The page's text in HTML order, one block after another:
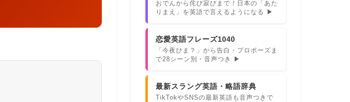
おでんから侘び寂びまで！日本の「あた
りまえ」を英語で言えるようになる ▶
恋愛英語フレーズ1040
「今夜ひま？」から告白・プロポーズま
で28シーン別・音声つき ▶
最新スラング英語・略語辞典
TikTokやSNSの最新英語も音声つきで